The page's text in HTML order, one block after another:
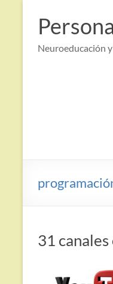
contenido
Neuroeducación
31